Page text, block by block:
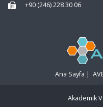
+90 (246) 228 30 06
Ana Sayfa |
Akademik